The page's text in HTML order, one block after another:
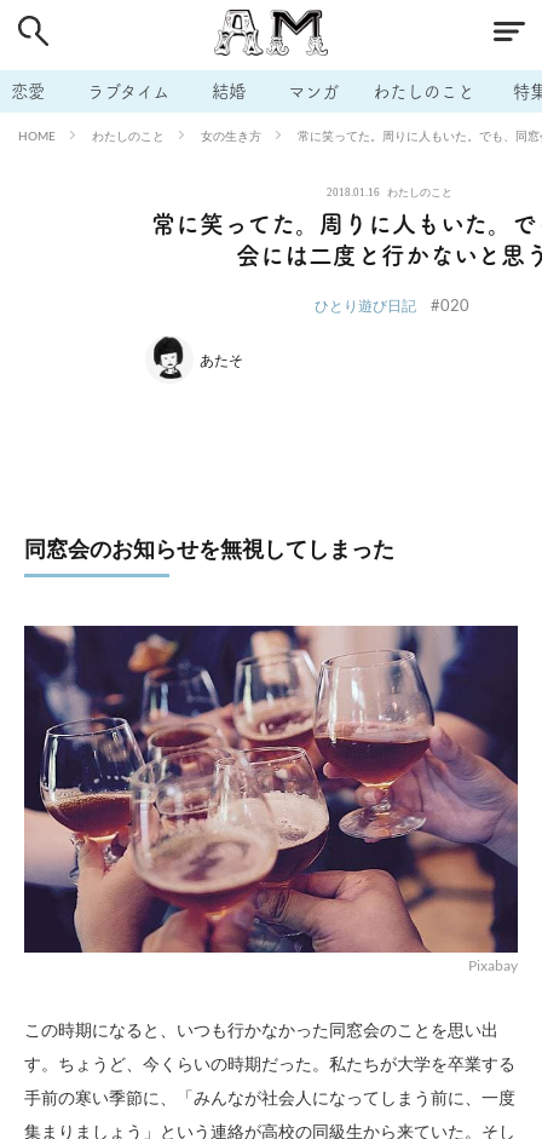
恋愛 ラブタイム 結婚 マンガ わたしのこと 特
HOME わたしのこと 女の生き方 常に笑ってた。周りに人もいた。でも、同
2018.01.16 わたしのこと
常に笑ってた。周りに人もいた。
会には二度と行かないと思
ひとり遊び日記 #020
あたそ
同窓会のお知らせを無視してしまった
Pixabay
この時期になると、いつも行かなかった同窓会のことを思い出
す。ちょうど、今くらいの時期だった。私たちが大学を卒業する
手前の寒い季節に、「みんなが社会人になってしまう前に、一度
集まりましょう」という連絡が高校の同級生から来ていた。そし
# 男の本音 # セフレ # 不倫
# 出会う方法 # マッチングアプリ # ラブグッズ # 体の相